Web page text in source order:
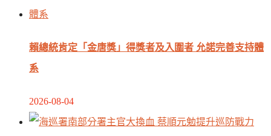
賴總統肯定「金唐獎」得獎者及入圍者 允諾完善支持體
系
2026-08-04